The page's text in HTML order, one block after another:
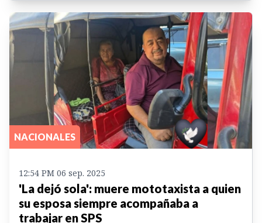
NACIONALES
12:54 PM 06 sep. 2025
'La dejó sola': muere mototaxista a quien
su esposa siempre acompañaba a
trabajar en SPS